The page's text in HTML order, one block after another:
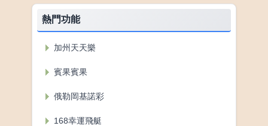
熱門功能
加州天天樂
賓果賓果
俄勒岡基諾彩
168幸運飛艇